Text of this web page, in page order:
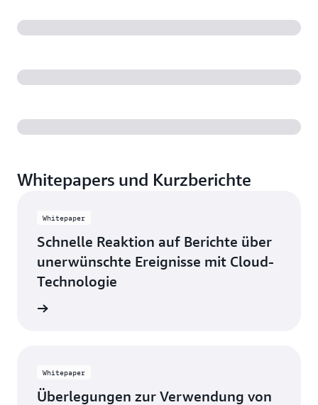
Whitepapers und Kurzberichte
Whitepaper
Schnelle Reaktion auf Berichte über
unerwünschte Ereignisse mit Cloud-
Technologie
Whitepaper
Überlegungen zur Verwendung von